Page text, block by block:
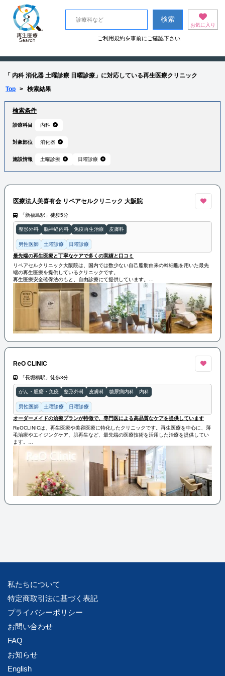
お気に入り
ご利用規約を事前にご確認下さい
「 内科 消化器 土曜診療 日曜診療」に対応している再生医療クリニック
Top > 検索結果
検索条件
診療科目 内科
対象部位 消化器
施設情報 土曜診療 日曜診療
医療法人美喜有会 リペアセルクリニック 大阪院
「新福島駅」徒歩5分
整形外科 脳神経内科 免疫再生治療 皮膚科
男性医師 土曜診療 日曜診療
最先端の再生医療と丁寧なケアで多くの実績と口コミ
リペアセルクリニック大阪院は、国内では数少ない自己脂肪由来の幹細胞を用いた最先
端の再生医療を提供しているクリニックです。
再生医療安全確保法のもと、自由診療にて提供しています。
当院では、「脳卒中」「ヘルニア」「脊髄損傷」「変形性ひざ関節症」「変形性股関節
症」「肩腱板断裂」などの治療を行っております。
特に、国内で初めて厚生労働省へ届出し、受理された「分化誘導による関節の再生医
療」という先進技術で、従来の再生医療（幹細胞治療）に比べてより強い再生能力をも
った幹細胞の治療が可能になりました。
この技術は、関節軟骨の再生を促進し、関節の機能回復を助けるものです。
さらに優れた技術により、冷凍せずその都度生きたまま培養した幹細胞を投与できるた
リペアセルクリニック大阪院は豊富な症例数と優れた治療効果で知られ、再生医療に精
これまでの実績が認められ、様々な著書の執筆やテレビなどのメディアからも多くの取
材を受けています。
ReO CLINIC
「長堀橋駅」徒歩3分
がん・腫瘍・免疫 整形外科 皮膚科 糖尿病内科 内科
男性医師 土曜診療 日曜診療
オーダーメイドの治療プランが特徴で、専門医による高品質なケアを提供しています
ReOCLINICは、再生医療や美容医療に特化したクリニックです。再生医療を中心に、薄
毛治療やエイジングケア、肌再生など、最先端の医療技術を活用した治療を提供してい
ます。
患者様一人ひとりのニーズに応じたオーダーメイドの治療プランが特徴で、専門医によ
る高品質なケアを提供しています。落ち着いた空間でプライバシーに配慮した治療環境
も整っています。
私たちについて
特定商取引法に基づく表記
プライバシーポリシー
お問い合わせ
FAQ
お知らせ
English